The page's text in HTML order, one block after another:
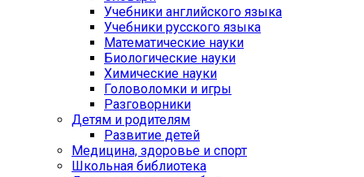
Учебники английского языка
Учебники русского языка
Математические науки
Биологические науки
Химические науки
Головоломки и игры
Разговорники
Детям и родителям
Развитие детей
Медицина, здоровье и спорт
Школьная библиотека